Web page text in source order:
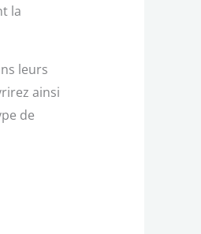
la
leurs
ainsi
de